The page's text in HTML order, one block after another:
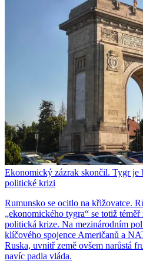
Ekonomický zázrak skončil. Tygr je
politické krizi
Rumunsko se ocitlo na křižovatce.
„ekonomického tygra“ se totiž
politická krize. Na mezinárodním
klíčového spojence Američanů a
Ruska, uvnitř země ovšem narůstá
navíc padla vláda.